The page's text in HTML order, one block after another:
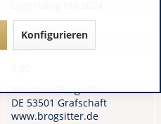
0,00
WeinhausBrogsitter
DE 53501 Grafschaft
www.brogsitter.de
Konfigurieren